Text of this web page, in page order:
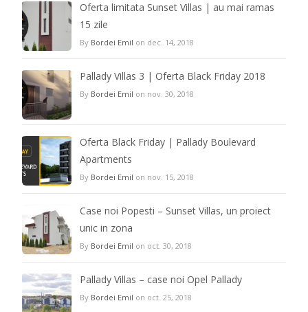
Oferta limitata Sunset Villas | au mai ramas
15 zile
By Bordei Emil on dec. 14, 2018
Pallady Villas 3 | Oferta Black Friday 2018
By Bordei Emil on nov. 30, 2018
Oferta Black Friday | Pallady Boulevard
Apartments
By Bordei Emil on nov. 15, 2018
Case noi Popesti – Sunset Villas, un proiect
unic in zona
By Bordei Emil on oct. 30, 2018
Pallady Villas – case noi Opel Pallady
By Bordei Emil on oct. 25, 2018